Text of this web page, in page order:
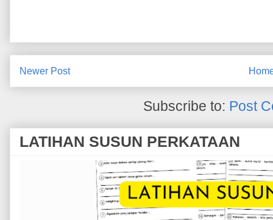
Newer Post
Subscribe to: Post
LATIHAN SUSUN PERKATAAN